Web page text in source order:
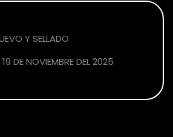
Y SELLADO
DE NOVIEMBRE DEL 2025